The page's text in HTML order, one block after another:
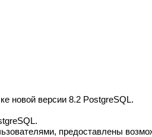
новой версии 8.2 PostgreSQL.
предоставлены